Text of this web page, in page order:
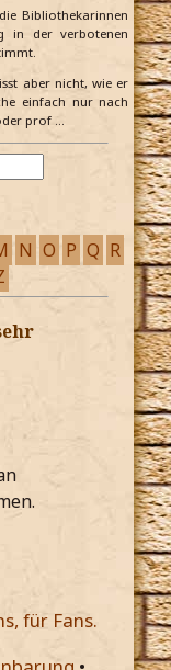
Bibliothekarinnen
in der verbotenen
aber nicht, wie er
einfach nur nach
prof …
N O P Q R
für Fans.